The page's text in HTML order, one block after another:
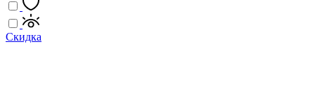
Скидка